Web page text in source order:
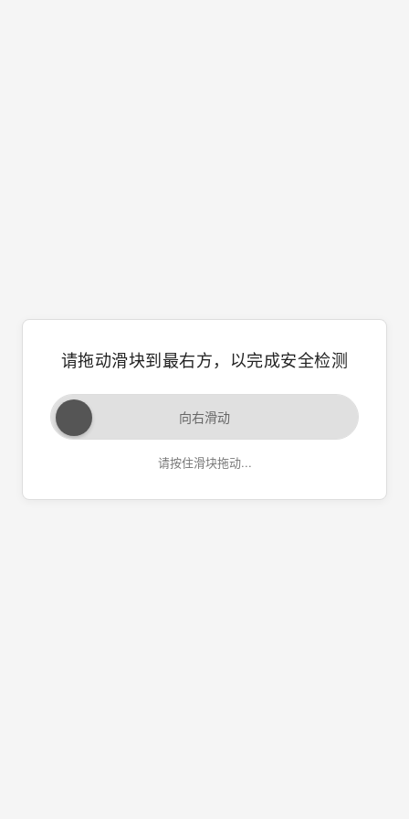
请拖动滑块到最右方，以完成安全检测
向右滑动
请按住滑块拖动...